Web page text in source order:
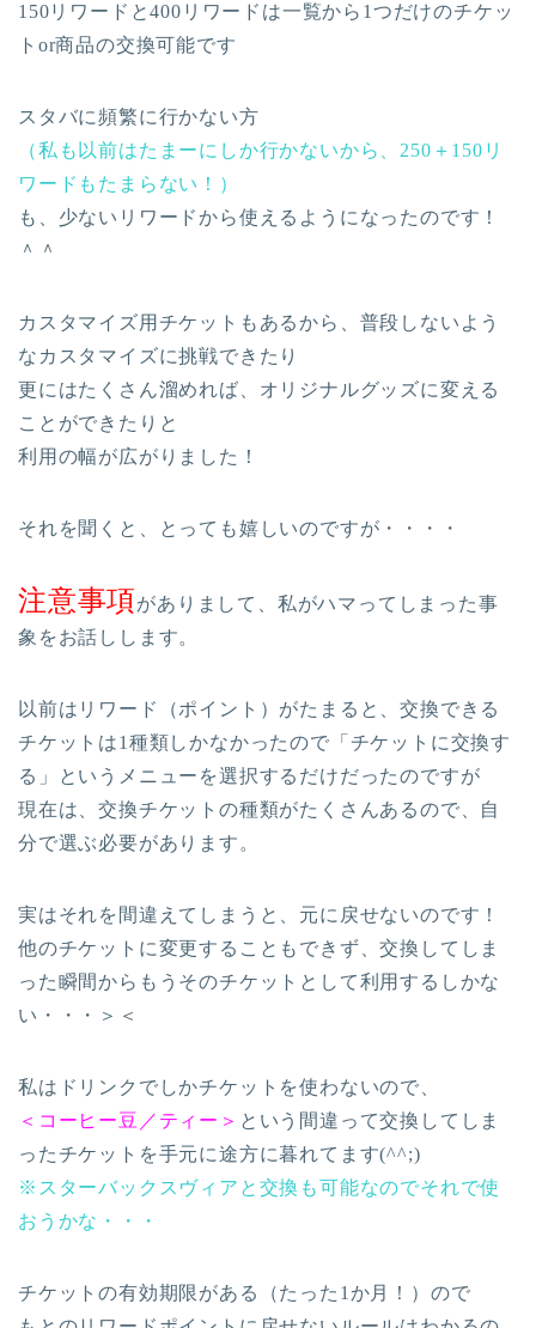
150リワードと400リワードは一覧から1つだけのチケッ
トor商品の交換可能です
スタバに頻繁に行かない方
（私も以前はたまーにしか行かないから、250＋150リ
ワードもたまらない！）
も、少ないリワードから使えるようになったのです！
＾＾
カスタマイズ用チケットもあるから、普段しないよう
なカスタマイズに挑戦できたり
更にはたくさん溜めれば、オリジナルグッズに変える
ことができたりと
利用の幅が広がりました！
それを聞くと、とっても嬉しいのですが・・・・
注意事項がありまして、私がハマってしまった事
象をお話しします。
以前はリワード（ポイント）がたまると、交換できる
チケットは1種類しかなかったので「チケットに交換す
る」というメニューを選択するだけだったのですが
現在は、交換チケットの種類がたくさんあるので、自
分で選ぶ必要があります。
実はそれを間違えてしまうと、元に戻せないのです！
他のチケットに変更することもできず、交換してしま
った瞬間からもうそのチケットとして利用するしかな
い・・・＞＜
私はドリンクでしかチケットを使わないので、
＜コーヒー豆／ティー＞ という間違って交換してしま
ったチケットを手元に途方に暮れてます(^^;)
※スターバックスヴィアと交換も可能なのでそれで使
おうかな・・・
チケットの有効期限がある（たった1か月！）ので